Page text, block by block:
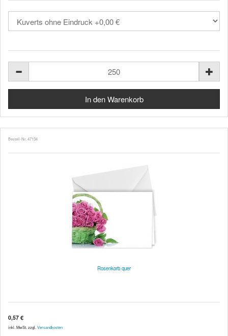
Bestell-Nr. 47134
Rosenkorb quer
0,57 €
inkl. MwSt. zzgl. Versandkosten